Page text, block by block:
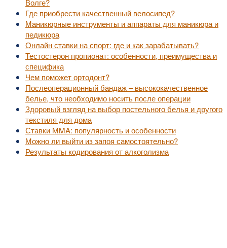
Волге?
Где приобрести качественный велосипед?
Маникюрные инструменты и аппараты для маникюра и
педикюра
Онлайн ставки на спорт: где и как зарабатывать?
Тестостерон пропионат: особенности, преимущества и
специфика
Чем поможет ортодонт?
Послеоперационный бандаж – высококачественное
белье, что необходимо носить после операции
Здоровый взгляд на выбор постельного белья и другого
текстиля для дома
Ставки MMA: популярность и особенности
Можно ли выйти из запоя самостоятельно?
Результаты кодирования от алкоголизма